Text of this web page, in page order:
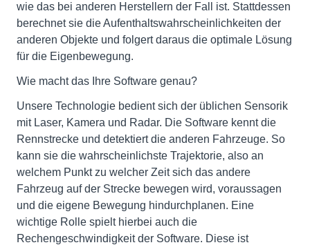
wie das bei anderen Herstellern der Fall ist. Stattdessen
berechnet sie die Aufenthaltswahrscheinlichkeiten der
anderen Objekte und folgert daraus die optimale Lösung
für die Eigenbewegung.
Wie macht das Ihre Software genau?
Unsere Technologie bedient sich der üblichen Sensorik
mit Laser, Kamera und Radar. Die Software kennt die
Rennstrecke und detektiert die anderen Fahrzeuge. So
kann sie die wahrscheinlichste Trajektorie, also an
welchem Punkt zu welcher Zeit sich das andere
Fahrzeug auf der Strecke bewegen wird, voraussagen
und die eigene Bewegung hindurchplanen. Eine
wichtige Rolle spielt hierbei auch die
Rechengeschwindigkeit der Software. Diese ist